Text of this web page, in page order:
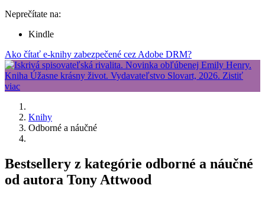
Neprečítate na:
Kindle
Ako čítať e-knihy zabezpečené cez Adobe DRM?
Knihy
Odborné a náučné
Bestsellery z kategórie odborné a náučné
od autora Tony Attwood